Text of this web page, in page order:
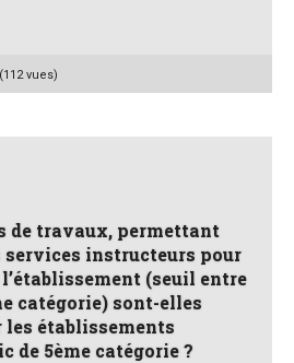
(112 vues)
de travaux, permettant
services instructeurs pour
(seuil entre
catégorie) sont-elles
établissements
de 5ème catégorie ?